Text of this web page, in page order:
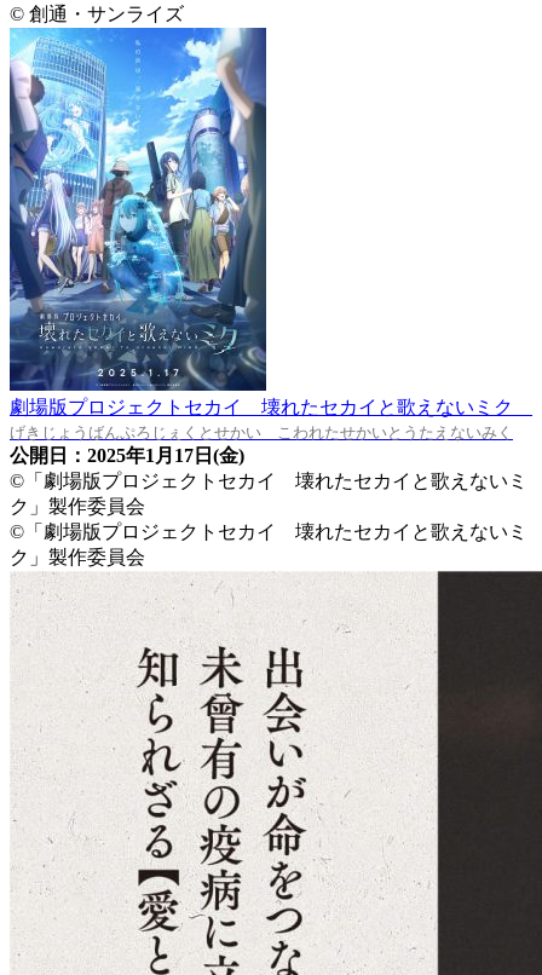
© 創通・サンライズ
劇場版プロジェクトセカイ 壊れたセカイと歌えないミク
げきじょうばんぷろじぇくとせかい こわれたせかいとうたえないみく
公開日：2025年1月17日(金)
©「劇場版プロジェクトセカイ 壊れたセカイと歌えないミ
ク」製作委員会
©「劇場版プロジェクトセカイ 壊れたセカイと歌えないミ
ク」製作委員会